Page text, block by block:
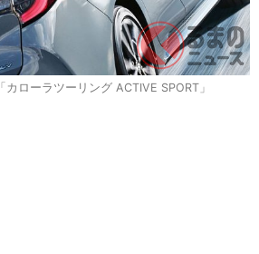
ローラツーリング ACTIVE SPORT」